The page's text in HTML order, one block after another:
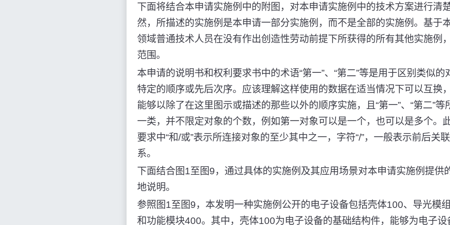
下面将结合本申请实施例中的附图，对本申请实施例中的技术方案进行清
然，所描述的实施例是本申请一部分实施例，而不是全部的实施例。基于
领域普通技术人员在没有作出创造性劳动前提下所获得的所有其他实施例
范围。
本申请的说明书和权利要求书中的术语“第一”、“第二”等是用于区别类似
特定的顺序或先后次序。应该理解这样使用的数据在适当情况下可以互换
能够以除了在这里图示或描述的那些以外的顺序实施，且“第一”、“第二”
一类，并不限定对象的个数，例如第一对象可以是一个，也可以是多个。
要求中“和/或”表示所连接对象的至少其中之一，字符“/”，一般表示前后关
系。
下面结合图1至图9，通过具体的实施例及其应用场景对本申请实施例提供
地说明。
参照图1至图9，本发明一种实施例公开的电子设备包括壳体100、导光模
和功能模块400。其中，壳体100为电子设备的基础结构件，能够为电子